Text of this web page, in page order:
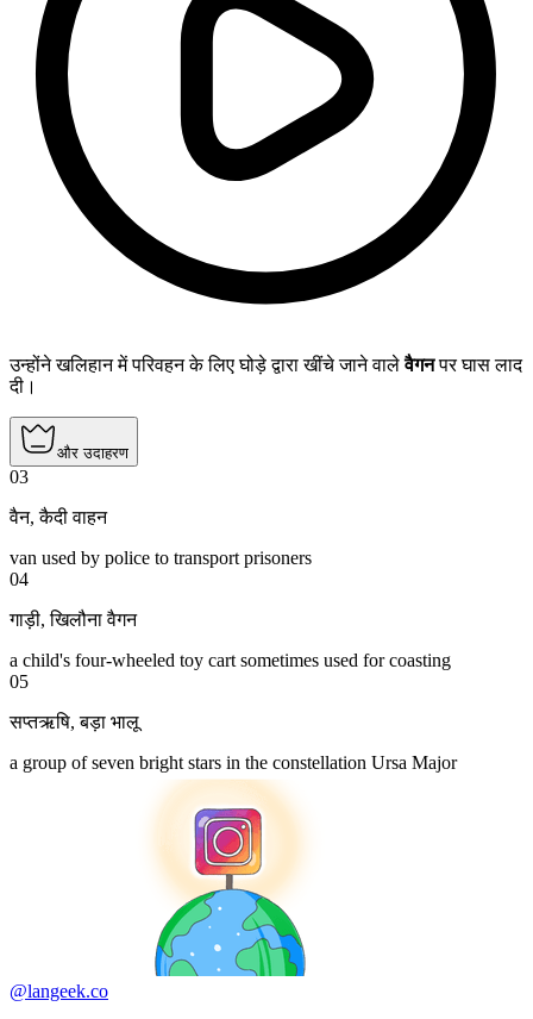
उन्होंने खलिहान में परिवहन के लिए घोड़े द्वारा खींचे जाने वालेवैगनपर घास लाद
दी।
और उदाहरण
03
वैन,कैदी वाहन
van used by police to transport prisoners
04
गाड़ी,खिलौना वैगन
a child's four-wheeled toy cart sometimes used for coasting
05
सप्तऋषि,बड़ा भालू
a group of seven bright stars in the constellation Ursa Major
@langeek.co